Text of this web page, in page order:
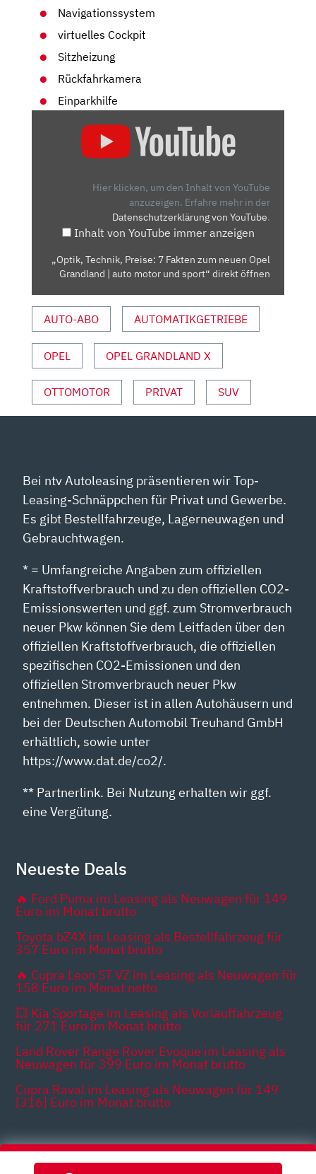
Navigationssystem
virtuelles Cockpit
Sitzheizung
Rückfahrkamera
Einparkhilfe
TECHNIK,
GRANDLAND
MOTOR
UND
VON
YOUTUBE
ANZEIGEN
Hier klicken, um den Inhalt von YouTube
anzuzeigen. Erfahre mehr in der
Datenschutzerklärung von YouTube.
Inhalt von YouTube immer anzeigen
„Optik, Technik, Preise: 7 Fakten zum neuen Opel
Grandland | auto motor und sport“ direkt öffnen
AUTO-ABO AUTOMATIKGETRIEBE
OPEL OPEL GRANDLAND X
OTTOMOTOR PRIVAT SUV
Bei ntv Autoleasing präsentieren wir Top-
Leasing-Schnäppchen für Privat und Gewerbe.
Es gibt Bestellfahrzeuge, Lagerneuwagen und
Gebrauchtwagen.
* = Umfangreiche Angaben zum offiziellen
Kraftstoffverbrauch und zu den offiziellen CO2-
Emissionswerten und ggf. zum Stromverbrauch
neuer Pkw können Sie dem Leitfaden über den
offiziellen Kraftstoffverbrauch, die offiziellen
spezifischen CO2-Emissionen und den
offiziellen Stromverbrauch neuer Pkw
entnehmen. Dieser ist in allen Autohäusern und
bei der Deutschen Automobil Treuhand GmbH
erhältlich, sowie unter
https://www.dat.de/co2/.
** Partnerlink. Bei Nutzung erhalten wir ggf.
eine Vergütung.
Neueste Deals
🔥 Ford Puma im Leasing als Neuwagen für 149
Euro im Monat brutto
Toyota bZ4X im Leasing als Bestellfahrzeug für
357 Euro im Monat brutto
🔥 Cupra Leon ST VZ im Leasing als Neuwagen für
158 Euro im Monat netto
💥 Kia Sportage im Leasing als Vorlauffahrzeug
für 271 Euro im Monat brutto
Land Rover Range Rover Evoque im Leasing als
Neuwagen für 399 Euro im Monat brutto
Cupra Raval im Leasing als Neuwagen für 149
[316] Euro im Monat brutto